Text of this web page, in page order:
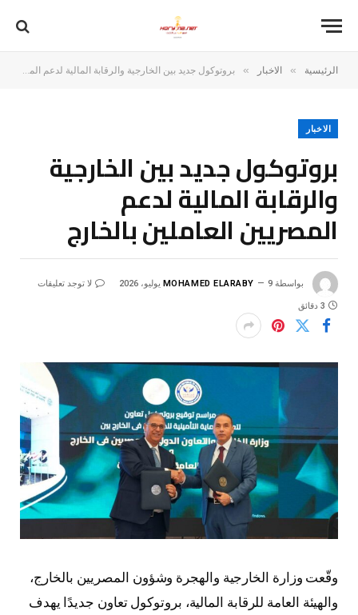
الرئيسية » الاخبار » بروتوكول جديد بين الخارجية والرقابة المالية لدعم المصريين العاملين بالخارج
الاخبار
بروتوكول جديد بين الخارجية
والرقابة المالية لدعم
المصريين العاملين بالخارج
بواسطة MOHAMED ELARABY 9 يوليو، 2026 لا توجد تعليقات
3 دقائق
وقّعت وزارة الخارجية والهجرة وشؤون المصريين بالخارج،
والهيئة العامة للرقابة المالية، بروتوكول تعاون جديدًا يهدف